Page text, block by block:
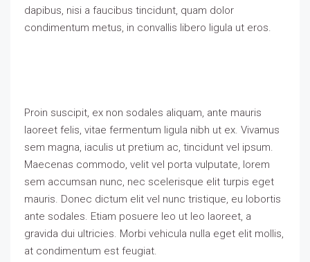
dapibus, nisi a faucibus tincidunt, quam dolor
condimentum metus, in convallis libero ligula ut eros.
Proin suscipit, ex non sodales aliquam, ante mauris
laoreet felis, vitae fermentum ligula nibh ut ex. Vivamus
sem magna, iaculis ut pretium ac, tincidunt vel ipsum.
Maecenas commodo, velit vel porta vulputate, lorem
sem accumsan nunc, nec scelerisque elit turpis eget
mauris. Donec dictum elit vel nunc tristique, eu lobortis
ante sodales. Etiam posuere leo ut leo laoreet, a
gravida dui ultricies. Morbi vehicula nulla eget elit mollis,
at condimentum est feugiat.